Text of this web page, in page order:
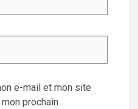
e-mail et mon site
prochain